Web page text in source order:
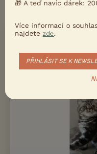
PRODÁM
🎁 A teď navíc dárek:
Více informací o
najdete zde.
PŘIHLÁSIT SE K